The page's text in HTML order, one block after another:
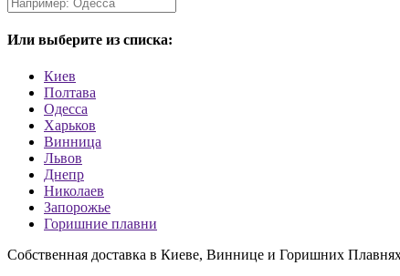
Или выберите из списка:
Киев
Полтава
Одесса
Харьков
Винница
Львов
Днепр
Николаев
Запорожье
Горишние плавни
Собственная доставка в Киеве, Виннице и Горишних